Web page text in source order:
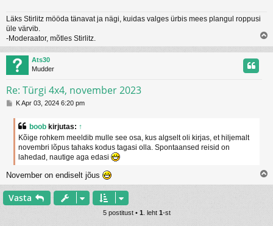
s
Läks Stirlitz mööda tänavat ja nägi, kuidas valges ürbis mees plangul roppusi
üle värvib.
-Moderaator, mõtles Stirlitz.
l
e
Ats30
Mudder
Re: Türgi 4x4, november 2023
P
s
K Apr 03, 2024 6:20 pm
boob kirjutas: ↑
Kõige rohkem meeldib mulle see osa, kus algselt oli kirjas, et hiljemalt
novembri lõpus tahaks kodus tagasi olla. Spontaansed reisid on
lahedad, nautige aga edasi
November on endiselt jõus
l
Vasta
5 postitust • 1 . leht 1-st